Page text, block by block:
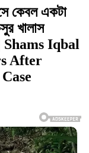
কেবল একটা
খালাস
| Shams Iqbal
After